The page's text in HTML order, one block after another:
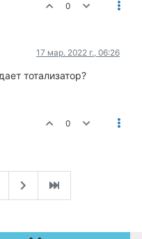
0
17 мар. 2022 г., 06:26
тотализатор?
0